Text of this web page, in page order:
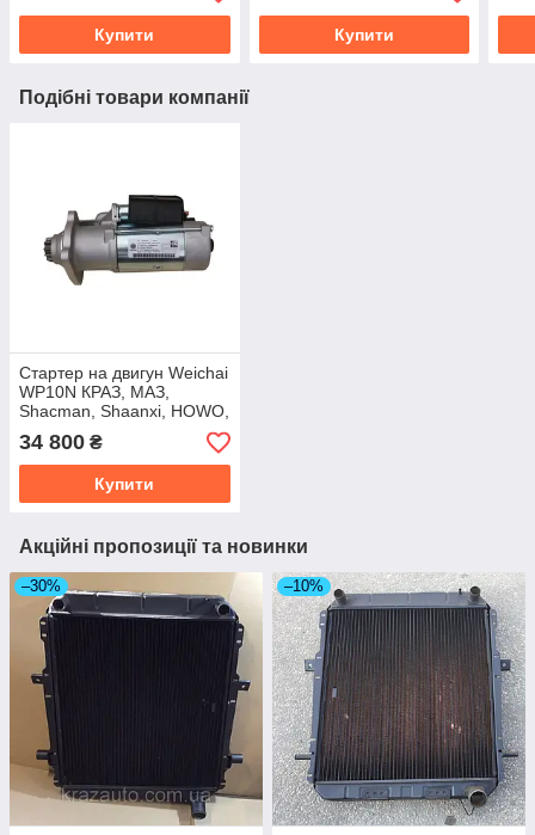
Купити Купити
Подібні товари компанії
Стартер на двигун Weichai
WP10N КРАЗ, МАЗ,
Shacman, Shaanxi, HOWO,
Foton. 1002085137
34 800 ₴
Купити
Акційні пропозиції та новинки
–30% –10%